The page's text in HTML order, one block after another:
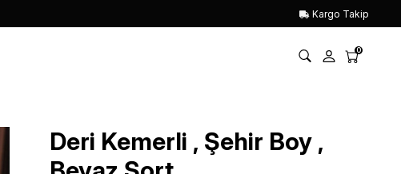
Kargo Takip
0
Deri Kemerli , Şehir Boy ,